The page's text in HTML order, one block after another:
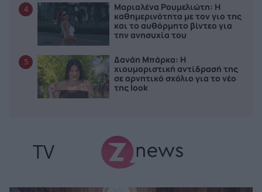
4
Μαριαλένα Ρουμελιώτη: Η
καθημερινότητα με τον γιο της
και το αυθόρμητο βίντεο για
την ανησυχία του
5
Δανάη Μπάρκα: Η
χιουμοριστική αντίδρασή της
σε αρνητικό σχόλιο για το νέο
της look
TV